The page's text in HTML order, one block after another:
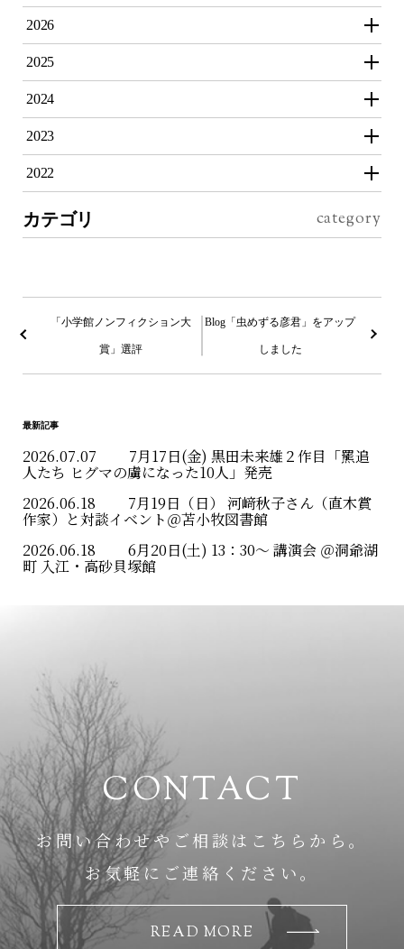
2026
2025
2024
2023
2022
カテゴリ
投
稿
ナ
ー
シ
ョ
ン
「小学館ノンフィクション大
賞」選評
Blog「虫めずる彦君」をアップ
しました
最新記事
2026.07.07 7月17日(金) 黒田未来雄２作目「羆追
人たち ヒグマの虜になった10人」発売
2026.06.18
7月19日（日） 河﨑秋子さん（直木賞
作家）と対談イベント＠苫小牧図書館
2026.06.18
6月20日(土) 13：30〜 講演会 ＠洞爺湖
町 入江・高砂貝塚館
CONTACT
お問い合わせやご相談はこちらから。
お気軽にご連絡ください。
READ MORE